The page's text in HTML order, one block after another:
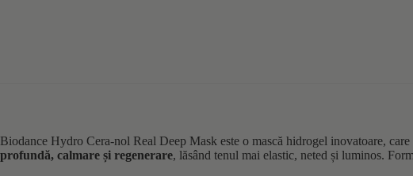
Biodance Hydro Cera-nol Real Deep Mask este o mască hidrogel inovatoare,
profundă, calmare și regenerare, lăsând tenul mai elastic, neted și luminos.